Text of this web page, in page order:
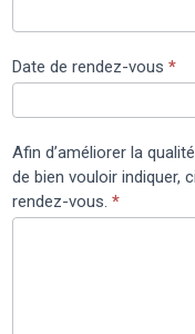
Date de rendez-vous*
Afin d’améliorer la
de bien vouloir indiquer,
rendez-vous.*